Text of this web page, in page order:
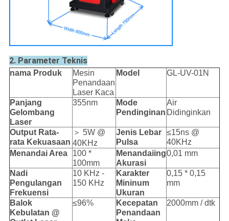
2. Parameter Teknis
nama Produk
Mesin
Penandaan
Laser Kaca
Model GL-UV-01N
Panjang
Gelombang
Laser
355nm
Mode
Pendinginan
Air
Didinginkan
Output Rata-
rata Kekuasaan
＞ 5W @
40KHz
Jenis Lebar
Pulsa
≤15ns @
40KHz
Menandai Area
100 *
100mm
Menandaiing
Akurasi
0,01 mm
Nadi
Pengulangan
Frekuensi
10 KHz -
150 KHz
Karakter
Mininum
Ukuran
0,15 * 0,15
mm
Balok
Kebulatan @
≤96%
Kecepatan
Penandaan
2000mm / dtk